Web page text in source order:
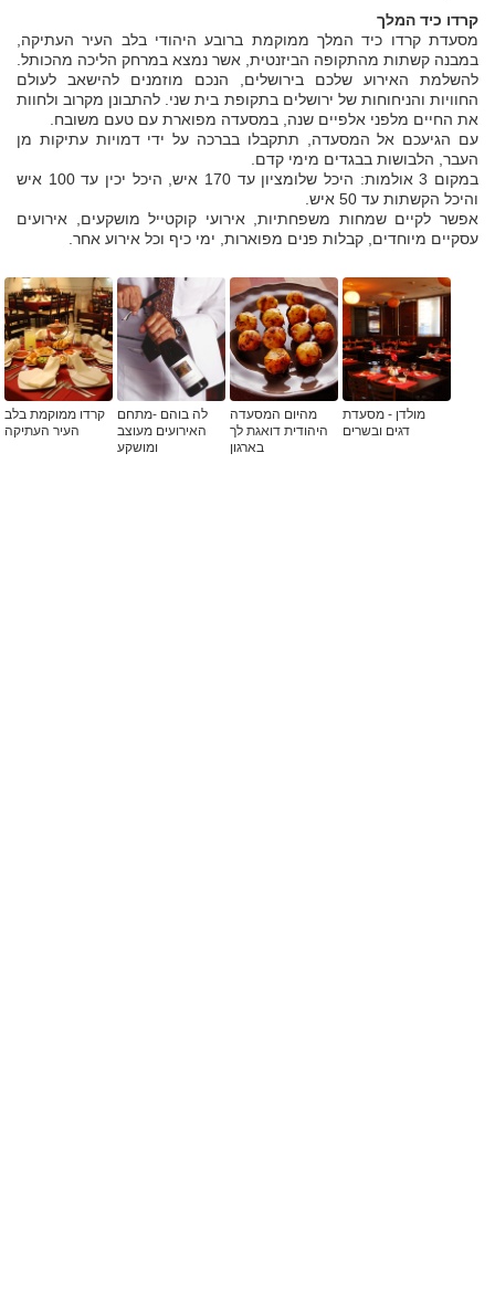
קרדו כיד המלך
מסעדת קרדו כיד המלך ממוקמת ברובע היהודי בלב העיר העתיקה,
במבנה קשתות מהתקופה הביזנטית, אשר נמצא במרחק הליכה מהכותל.
להשלמת האירוע שלכם בירושלים, הנכם מוזמנים להישאב לעולם
החוויות והניחוחות של ירושלים בתקופת בית שני. להתבונן מקרוב ולחוות
את החיים מלפני אלפיים שנה, במסעדה מפוארת עם טעם משובח.
עם הגיעכם אל המסעדה, תתקבלו בברכה על ידי דמויות עתיקות מן
העבר, הלבושות בבגדים מימי קדם.
במקום 3 אולמות: היכל שלומציון עד 170 איש, היכל יכין עד 100 איש
והיכל הקשתות עד 50 איש.
אפשר לקיים שמחות משפחתיות, אירועי קוקטייל מושקעים, אירועים
עסקיים מיוחדים, קבלות פנים מפוארות, ימי כיף וכל אירוע אחר.
מולדן - מסעדת
דגים ובשרים
מהיום המסעדה
היהודית דואגת לך
בארגון
לה בוהם -מתחם
האירועים מעוצב
ומושקע
קרדו ממוקמת בלב
העיר העתיקה